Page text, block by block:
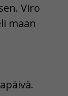
Viro
maan